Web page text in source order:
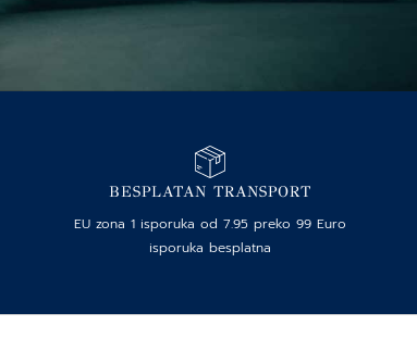
BESPLATAN TRANSPORT
EU zona 1 isporuka od 7.95 preko 99 Euro
isporuka besplatna